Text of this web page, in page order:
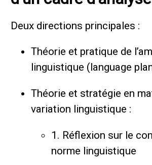
Deux directions principales :
Théorie et pratique de
linguistique (language
Théorie et stratégie en
variation linguistique :
1. Réflexion sur le
norme linguistique